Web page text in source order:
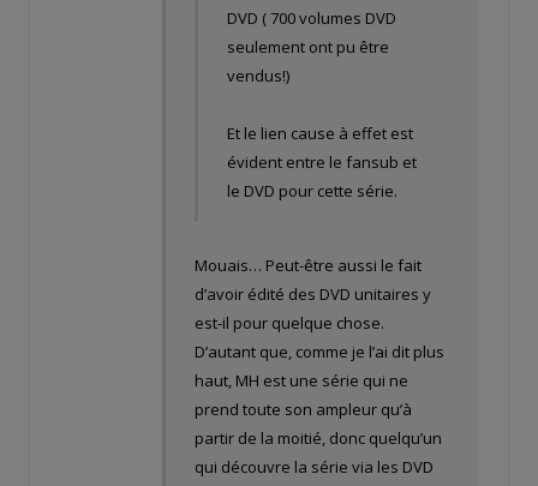
DVD ( 700 volumes DVD
seulement ont pu être
vendus!)
Et le lien cause à effet est
évident entre le fansub et
le DVD pour cette série.
Mouais… Peut-être aussi le fait
d’avoir édité des DVD unitaires y
est-il pour quelque chose.
D’autant que, comme je l’ai dit plus
haut, MH est une série qui ne
prend toute son ampleur qu’à
partir de la moitié, donc quelqu’un
qui découvre la série via les DVD